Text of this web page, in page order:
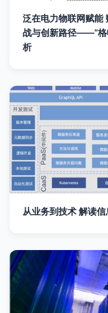
泛在电力物联网赋能
战与创新路径——“格
析
从业务到技术 解读信